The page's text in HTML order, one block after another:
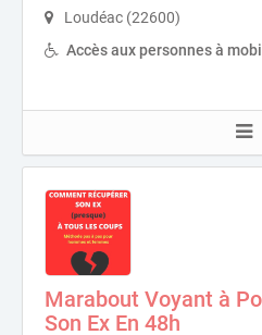
Loudéac (22600)
Accès aux personnes à
Marabout Voyant à
Son Ex En 48h